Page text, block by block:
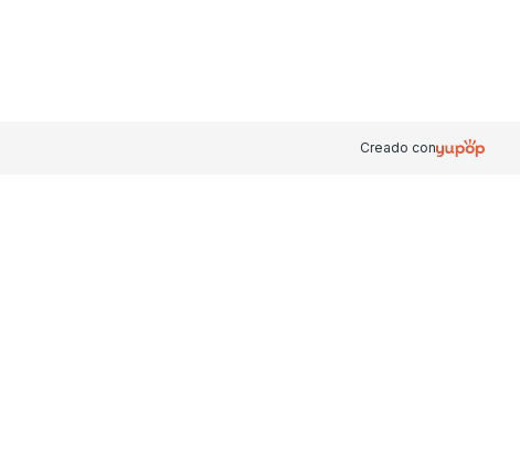
Creado con